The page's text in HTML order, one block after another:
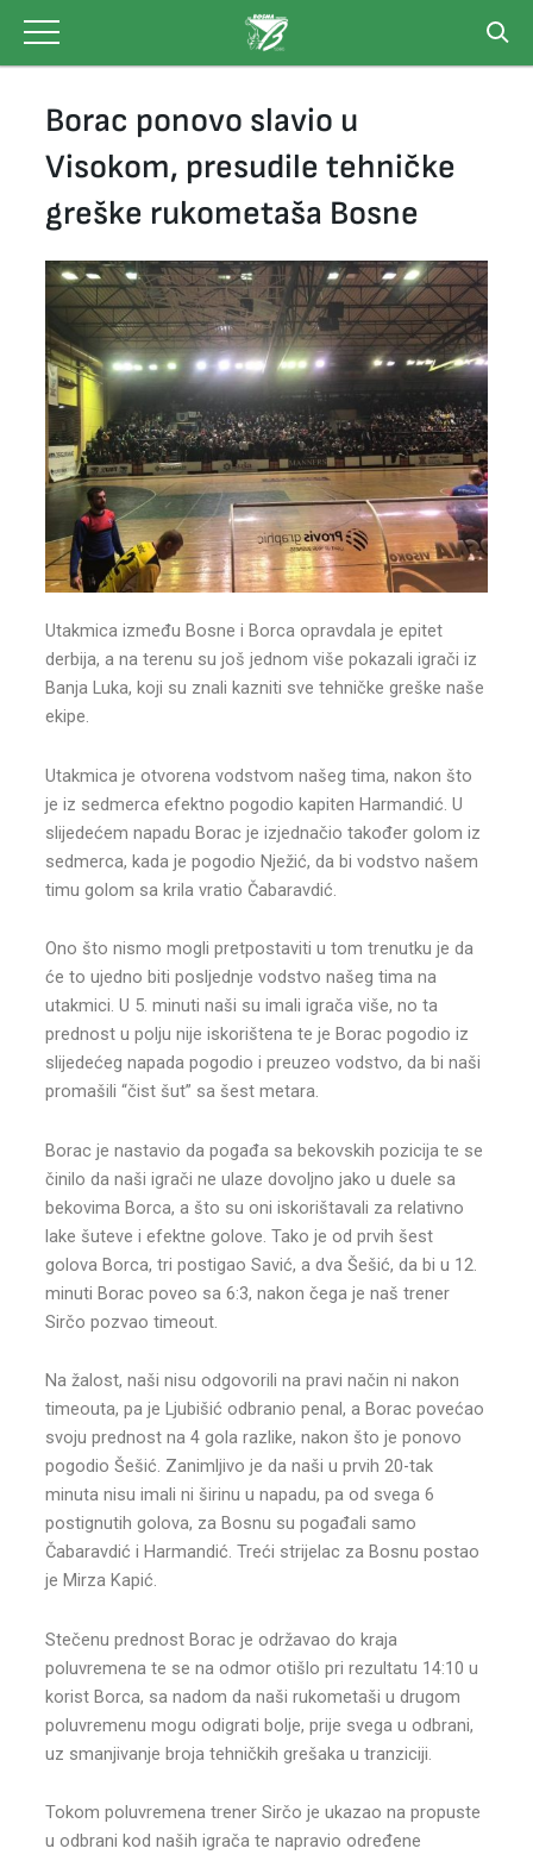
content
Borac ponovo slavio u
Visokom, presudile tehničke
greške rukometaša Bosne
Utakmica između Bosne i Borca opravdala je epitet
derbija, a na terenu su još jednom više pokazali igrači iz
Banja Luka, koji su znali kazniti sve tehničke greške naše
ekipe.
Utakmica je otvorena vodstvom našeg tima, nakon što
je iz sedmerca efektno pogodio kapiten Harmandić. U
slijedećem napadu Borac je izjednačio također golom iz
sedmerca, kada je pogodio Nježić, da bi vodstvo našem
timu golom sa krila vratio Čabaravdić.
Ono što nismo mogli pretpostaviti u tom trenutku je da
će to ujedno biti posljednje vodstvo našeg tima na
utakmici. U 5. minuti naši su imali igrača više, no ta
prednost u polju nije iskorištena te je Borac pogodio iz
slijedećeg napada pogodio i preuzeo vodstvo, da bi naši
promašili “čist šut” sa šest metara.
Borac je nastavio da pogađa sa bekovskih pozicija te se
činilo da naši igrači ne ulaze dovoljno jako u duele sa
bekovima Borca, a što su oni iskorištavali za relativno
lake šuteve i efektne golove. Tako je od prvih šest
golova Borca, tri postigao Savić, a dva Šešić, da bi u 12.
minuti Borac poveo sa 6:3, nakon čega je naš trener
Sirčo pozvao timeout.
Na žalost, naši nisu odgovorili na pravi način ni nakon
timeouta, pa je Ljubišić odbranio penal, a Borac povećao
svoju prednost na 4 gola razlike, nakon što je ponovo
pogodio Šešić. Zanimljivo je da naši u prvih 20-tak
minuta nisu imali ni širinu u napadu, pa od svega 6
postignutih golova, za Bosnu su pogađali samo
Čabaravdić i Harmandić. Treći strijelac za Bosnu postao
je Mirza Kapić.
Stečenu prednost Borac je održavao do kraja
poluvremena te se na odmor otišlo pri rezultatu 14:10 u
korist Borca, sa nadom da naši rukometaši u drugom
poluvremenu mogu odigrati bolje, prije svega u odbrani,
uz smanjivanje broja tehničkih grešaka u tranziciji.
Tokom poluvremena trener Sirčo je ukazao na propuste
u odbrani kod naših igrača te napravio određene